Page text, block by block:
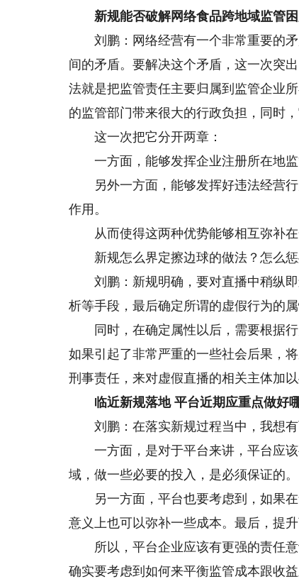
新规能否破解网络食品跨地域监管困
刘鹏：网络经营有一个非常重要的矛
间的矛盾。要解决这个矛盾，这一次突
法就是把监管责任主要归属到监管企业
的监管部门带来很大的行政负担，同时
这一次把它分开两章：
一方面，能够发挥企业注册所在地监
另外一方面，能够发挥好违法经营行
作用。
从而使得这两种优势能够相互弥补在
新规怎么界定擦边球的做法？怎么惩
刘鹏：新规明确，要对直播中稍纵即
析等手段，最后确定所谓的虚假行为的属
同时，在确定属性以后，需要根据行
如果引起了非常严重的一些社会后果，
刑事责任，来对虚假直播的相关主体加以
临近新规落地 平台近期应重点做好
刘鹏：在落实新规过程当中，我想有
一方面，是对于平台来讲，平台应该
域，做一些必要的投入，是必须保证的。
另一方面，平台也要考虑到，如果在
意义上也可以弥补一些成本。最后，提升
所以，平台企业应该有更强的责任意
确实要考虑到如何来平衡监管成本跟收益